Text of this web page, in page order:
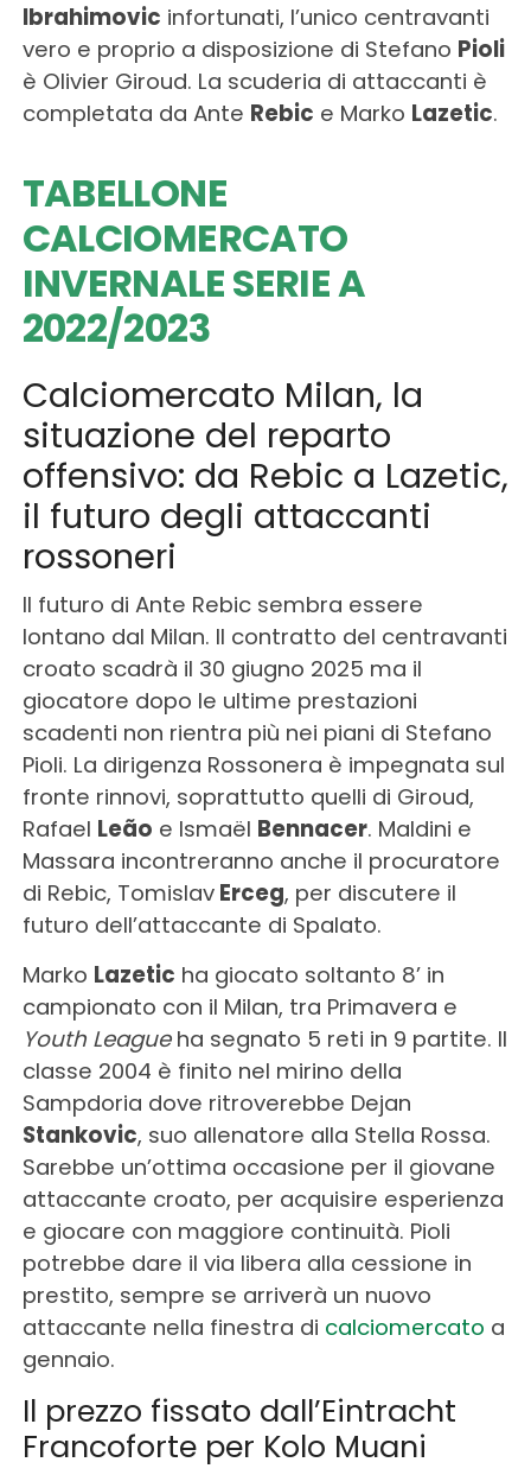
Ibrahimovic infortunati, l’unico centravanti
vero e proprio a disposizione di Stefano Pioli
è Olivier Giroud. La scuderia di attaccanti è
completata da Ante Rebic e Marko Lazetic.
TABELLONE
CALCIOMERCATO
INVERNALE SERIE A
2022/2023
Calciomercato Milan, la
situazione del reparto
offensivo: da Rebic a Lazetic,
il futuro degli attaccanti
rossoneri
Il futuro di Ante Rebic sembra essere
lontano dal Milan. Il contratto del centravanti
croato scadrà il 30 giugno 2025 ma il
giocatore dopo le ultime prestazioni
scadenti non rientra più nei piani di Stefano
Pioli. La dirigenza Rossonera è impegnata sul
fronte rinnovi, soprattutto quelli di Giroud,
Rafael Leão e Ismaël Bennacer. Maldini e
Massara incontreranno anche il procuratore
di Rebic, TomislavErceg, per discutere il
futuro dell’attaccante di Spalato.
Marko Lazetic ha giocato soltanto 8’ in
campionato con il Milan, tra Primavera e
Youth League ha segnato 5 reti in 9 partite. Il
classe 2004 è finito nel mirino della
Sampdoria dove ritroverebbe Dejan
Stankovic, suo allenatore alla Stella Rossa.
Sarebbe un’ottima occasione per il giovane
attaccante croato, per acquisire esperienza
e giocare con maggiore continuità. Pioli
potrebbe dare il via libera alla cessione in
prestito, sempre se arriverà un nuovo
attaccante nella finestra di calciomercato a
gennaio.
Il prezzo fissato dall’Eintracht
Francoforte per Kolo Muani